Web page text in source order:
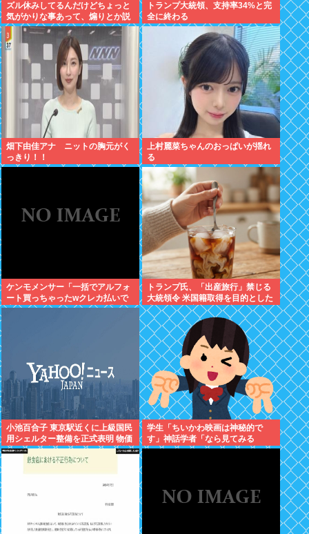
ズル休みしてるんだけどちょっと
気がかりな事あって、煽りとか説
教とか抜きに客観的意見くれる人
だけきてくれ
トランプ大統領、支持率34%と完
全に終わる
畑下由佳アナ ニットの胸元がく
っきり！！
上村麗菜ちゃんのおっぱいが揺れ
る
ケンモメンサー「一括でアルフォ
ート買っちゃったwクレカ払いで
来月の俺ごめんねー」銀行「デビ
トランプ氏、「出産旅行」禁じる
大統領令 米国籍取得を目的とした
中国人らの渡米を問題視
小池百合子 東京駅近くに上級国民
用シェルター整備を正式表明 物価
高なんて無視で血税ぶっこむ模様
支持したのはあなた達
学生「ちいかわ映画は神秘的で
す」神話学者「なら見てみる
か…」